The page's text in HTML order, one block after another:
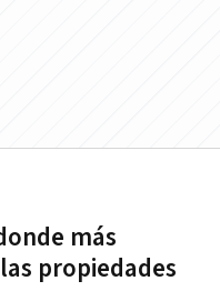
más
propiedades